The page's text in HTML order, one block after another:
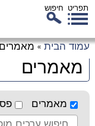
תפריט חיפוש
עמוד הבית »
מאמרים
מאמרים